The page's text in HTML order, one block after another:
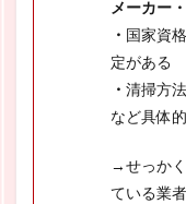
メーカー
・ 国家資
定がある
・ 清掃方
など具体的
→せっかく
ている業